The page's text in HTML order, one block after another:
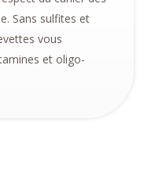
Sans sulfites et
vous
et oligo-